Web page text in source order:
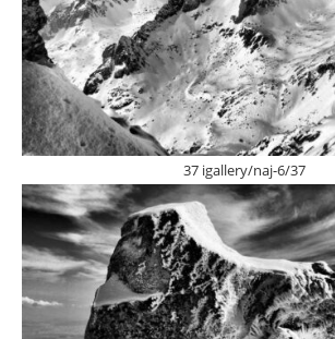
37 igallery/naj-6/37